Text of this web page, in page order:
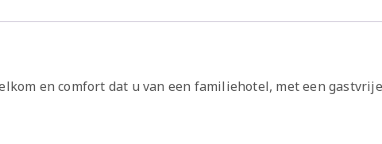
en comfort dat u van een familiehotel, met een